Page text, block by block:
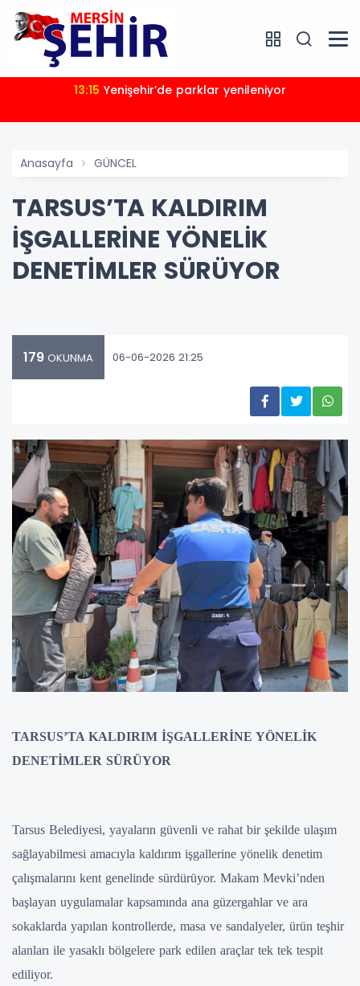
13:15 Yenişehir’de parklar yenileniyor
Anasayfa GÜNCEL
TARSUS’TA KALDIRIM
İŞGALLERİNE YÖNELİK
DENETİMLER SÜRÜYOR
179 OKUNMA 06-06-2026 21:25
TARSUS’TA KALDIRIM İŞGALLERİNE YÖNELİK
DENETİMLER SÜRÜYOR
Tarsus Belediyesi, yayaların güvenli ve rahat bir şekilde ulaşım
sağlayabilmesi amacıyla kaldırım işgallerine yönelik denetim
çalışmalarını kent genelinde sürdürüyor. Makam Mevki’nden
başlayan uygulamalar kapsamında ana güzergahlar ve ara
sokaklarda yapılan kontrollerde, masa ve sandalyeler, ürün teşhir
alanları ile yasaklı bölgelere park edilen araçlar tek tek tespit
ediliyor.